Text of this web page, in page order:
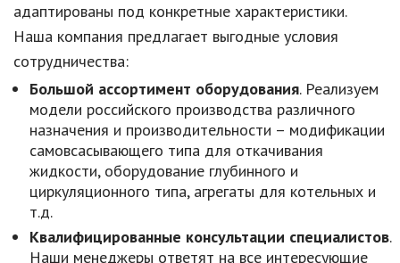
адаптированы под конкретные характеристики.
Наша компания предлагает выгодные условия
сотрудничества:
Большой ассортимент оборудования. Реализуем
модели российского производства различного
назначения и производительности – модификации
самовсасывающего типа для откачивания
жидкости, оборудование глубинного и
циркуляционного типа, агрегаты для котельных и
т.д.
Квалифицированные консультации специалистов.
Наши менеджеры ответят на все интересующие